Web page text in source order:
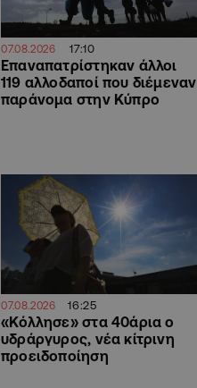
07.08.2026 17:10
Επαναπατρίστηκαν άλλοι
119 αλλοδαποί που διέμεναν
παράνομα στην Κύπρο
07.08.2026 16:25
«Κόλλησε» στα 40άρια ο
υδράργυρος, νέα κίτρινη
προειδοποίηση